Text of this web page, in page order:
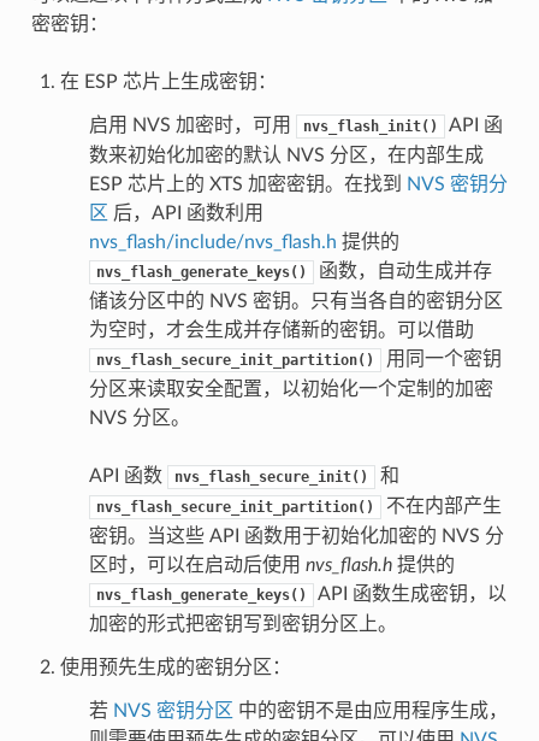
密密钥：
在 ESP 芯片上生成密钥：
启用 NVS 加密时，可用 nvs_flash_init()
API 函
数来初始化加密的默认 NVS 分区，在内部生成
ESP 芯片上的 XTS 加密密钥。在找到
NVS 密钥分
区 后，API 函数利用
nvs_flash/include/nvs_flash.h 提供的
nvs_flash_generate_keys()
函数，自动生成并存
储该分区中的 NVS 密钥。只有当各自的密钥分区
为空时，才会生成并存储新的密钥。可以借助
nvs_flash_secure_init_partition()
用同一个密钥
分区来读取安全配置，以初始化一个定制的加密
NVS 分区。
API 函数 nvs_flash_secure_init() 和
nvs_flash_secure_init_partition()
不在内部产生
密钥。当这些 API 函数用于初始化加密的 NVS 分
区时，可以在启动后使用 nvs_flash.h提供的
nvs_flash_generate_keys()
API 函数生成密钥，以
加密的形式把密钥写到密钥分区上。
使用预先生成的密钥分区：
若 NVS 密钥分区 中的密钥不是由应用程序生成，